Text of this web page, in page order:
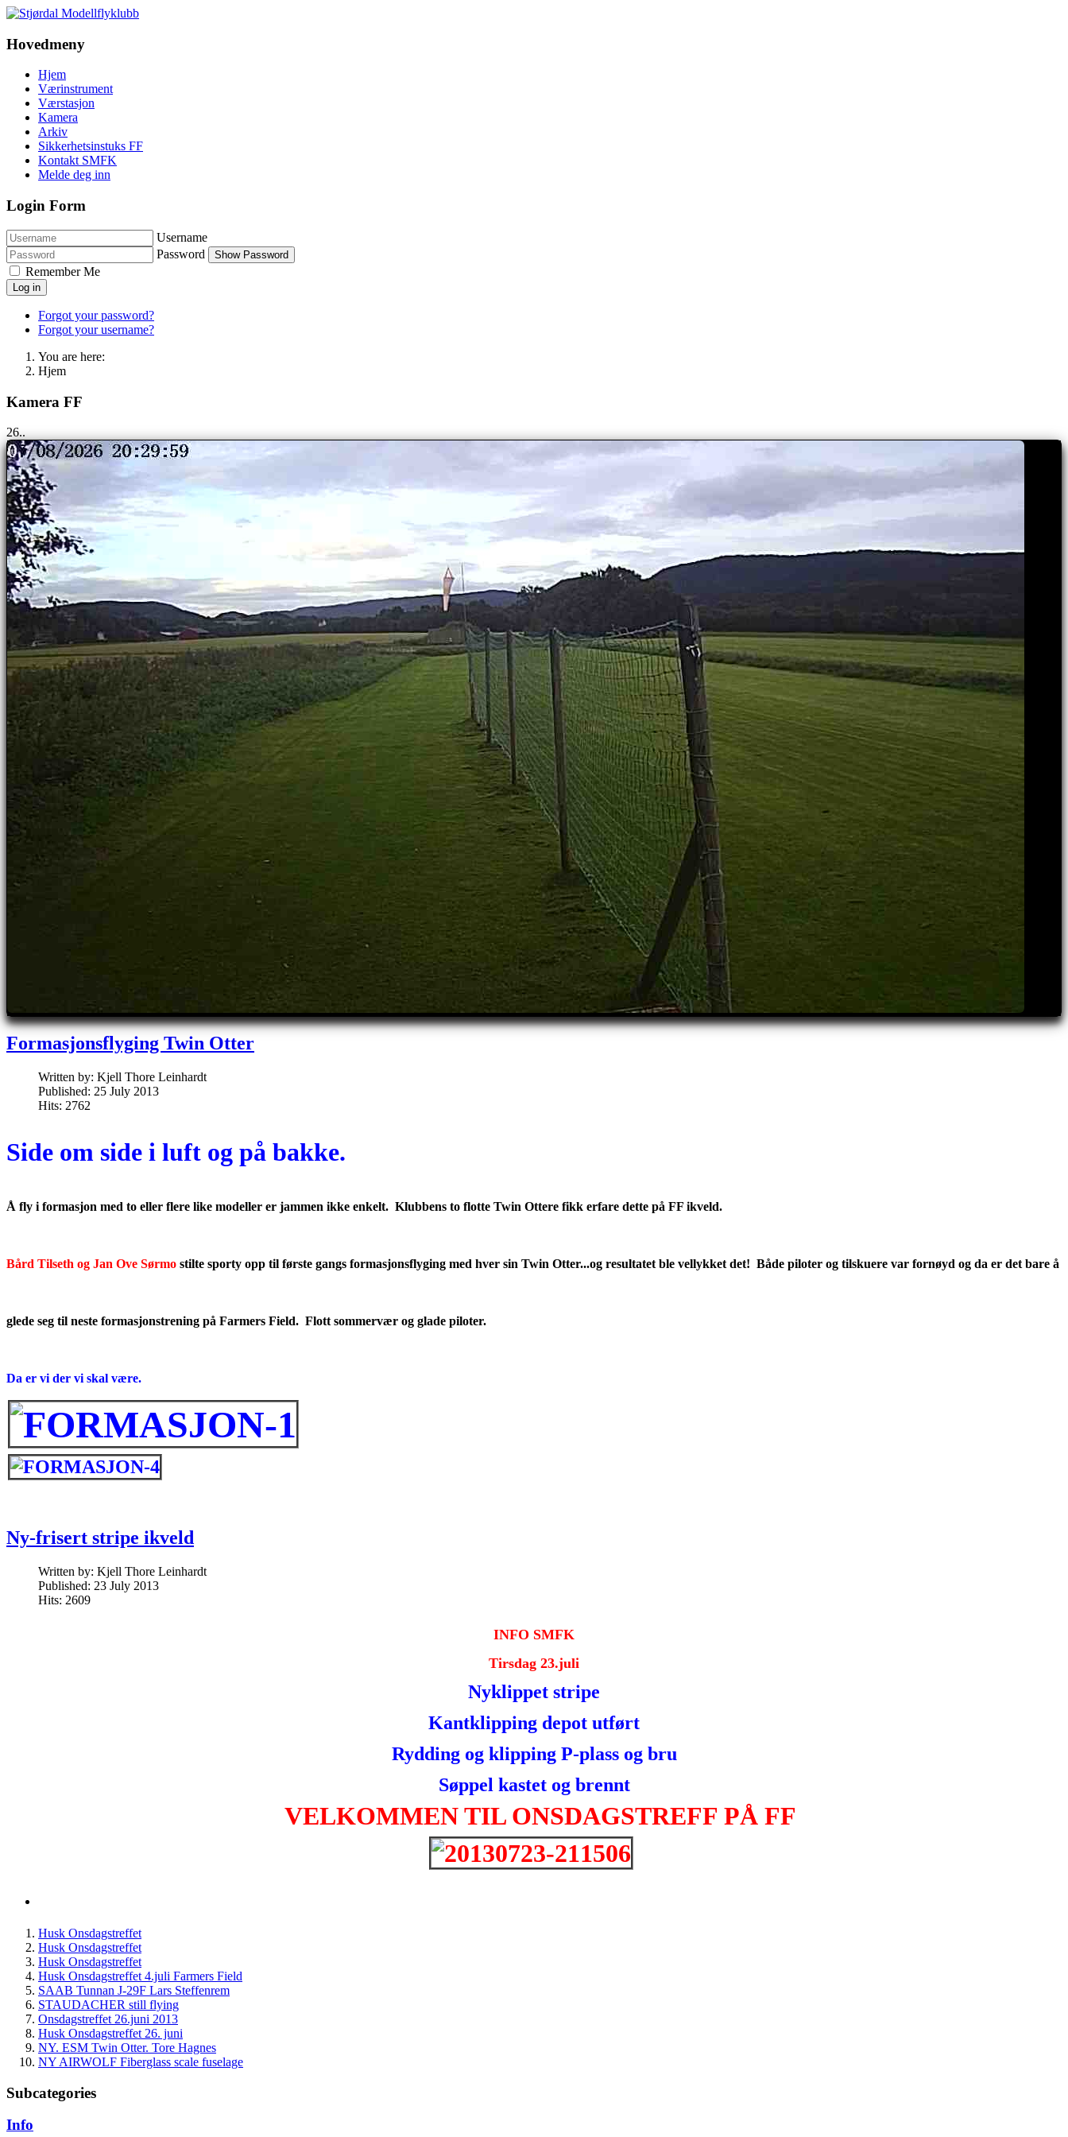
Hovedmeny
Hjem
Værinstrument
Værstasjon
Kamera
Arkiv
Sikkerhetsinstuks FF
Kontakt SMFK
Melde deg inn
Login Form
Username
Password
Show Password
Remember Me
Log in
Forgot your password?
Forgot your username?
You are here:
Hjem
Kamera FF
25..
Formasjonsflyging Twin Otter
Written by: Kjell Thore Leinhardt
Published: 25 July 2013
Hits: 2762
Side om side i luft og på bakke.
Å fly i formasjon med to eller flere like modeller er jammen ikke enkelt. Klubbens to flotte Twin Ottere fikk erfare dette på FF ikveld.
Bård Tilseth og Jan Ove Sørmo stilte sporty opp til første gangs formasjonsflyging med hver sin Twin Otter...og resultatet ble vellykket det! Både piloter og tilskuere var fornøyd og da er det bare å
glede seg til neste formasjonstrening på Farmers Field. Flott sommervær og glade piloter.
Da er vi der vi skal være.
Ny-frisert stripe ikveld
Written by: Kjell Thore Leinhardt
Published: 23 July 2013
Hits: 2609
INFO SMFK
Tirsdag 23.juli
Nyklippet stripe
Kantklipping depot utført
Rydding og klipping P-plass og bru
Søppel kastet og brennt
VELKOMMEN TIL ONSDAGSTREFF PÅ FF
Husk Onsdagstreffet
Husk Onsdagstreffet
Husk Onsdagstreffet
Husk Onsdagstreffet 4.juli Farmers Field
SAAB Tunnan J-29F Lars Steffenrem
STAUDACHER still flying
Onsdagstreffet 26.juni 2013
Husk Onsdagstreffet 26. juni
NY. ESM Twin Otter. Tore Hagnes
NY AIRWOLF Fiberglass scale fuselage
Subcategories
Info